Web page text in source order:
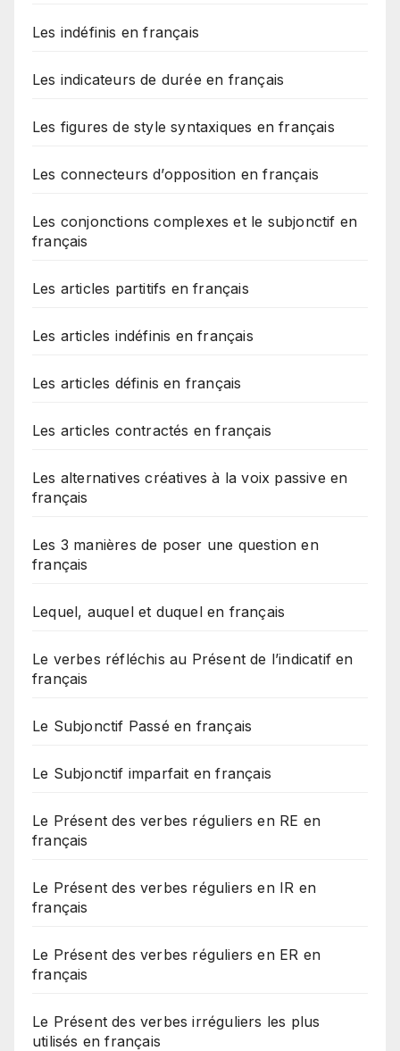
Les indéfinis en français
Les indicateurs de durée en français
Les figures de style syntaxiques en français
Les connecteurs d’opposition en français
Les conjonctions complexes et le subjonctif en
français
Les articles partitifs en français
Les articles indéfinis en français
Les articles définis en français
Les articles contractés en français
Les alternatives créatives à la voix passive en
français
Les 3 manières de poser une question en
français
Lequel, auquel et duquel en français
Le verbes réfléchis au Présent de l’indicatif en
français
Le Subjonctif Passé en français
Le Subjonctif imparfait en français
Le Présent des verbes réguliers en RE en
français
Le Présent des verbes réguliers en IR en
français
Le Présent des verbes réguliers en ER en
français
Le Présent des verbes irréguliers les plus
utilisés en français